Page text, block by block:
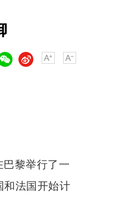
黎举行了一
和法国开始计